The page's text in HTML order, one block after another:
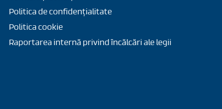
Politica de confidențialitate
Politica cookie
Raportarea internă privind încălcări ale legii